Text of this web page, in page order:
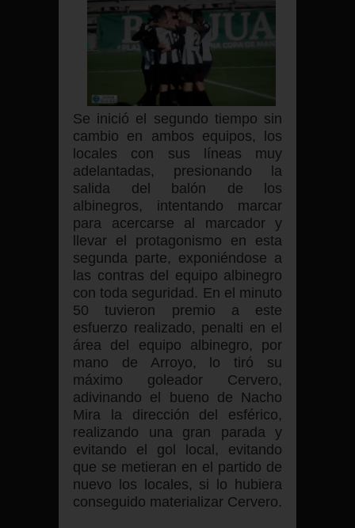
Se inició el segundo tiempo sin
cambio en ambos equipos, los
locales con sus líneas muy
adelantadas, presionando la
salida del balón de los
albinegros, intentando marcar
para acercarse al marcador y
llevar el protagonismo en esta
segunda parte, exponiéndose a
las contras del equipo albinegro
con toda seguridad. En el minuto
50 tuvieron premio a este
esfuerzo realizado, penalti en el
área del equipo albinegro, por
mano de Arroyo, lo tiró su
máximo goleador Cervero,
adivinando el bueno de Nacho
Mira la dirección del esférico,
realizando una gran parada y
evitando el gol local, evitando
que se metieran en el partido de
nuevo los locales, si lo hubiera
conseguido materializar Cervero.